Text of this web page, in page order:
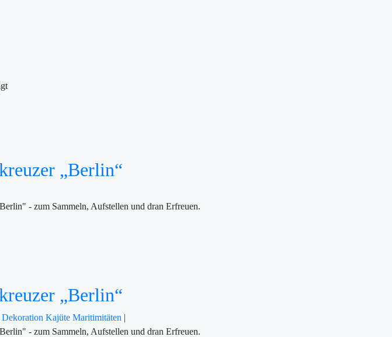
„Berlin“
- zum Sammeln, Aufstellen und dran Erfreuen.
„Berlin“
Dekoration Kajüte Maritimitäten |
- zum Sammeln, Aufstellen und dran Erfreuen.